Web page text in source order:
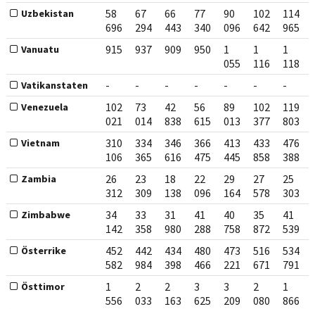
Uzbekistan
58
696
67
294
66
443
77
340
90
096
102
642
114
965
Vanuatu 915 937 909 950
1
055
1
116
1
118
Vatikanstaten - - - - - - -
Venezuela
102
021
73
014
42
838
56
615
89
013
102
377
119
803
Vietnam
310
106
334
365
346
616
366
475
413
445
433
858
476
388
Zambia
26
312
23
309
18
138
22
096
29
164
27
578
25
303
Zimbabwe
34
142
33
358
31
980
41
288
40
758
35
872
41
539
Österrike
452
582
442
984
434
398
480
466
473
221
516
671
534
791
Östtimor
1
556
2
033
2
163
3
625
3
209
2
080
1
866